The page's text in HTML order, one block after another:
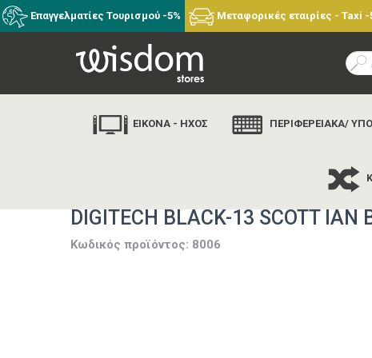
Επαγγελματίες Τουρισμού -5% Μεταφορικές εταιρίες - Taxi -
ΕΙΚΟΝΑ - ΗΧΟΣ ΠΕΡΙΦΕΡΕΙΑΚΑ/
DIGITECH BLACK-13 SCOTT IAN
Κωδικός προϊόντος: 8006